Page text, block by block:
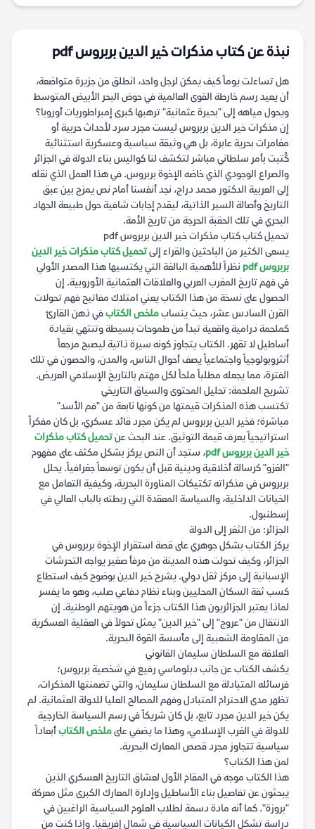
نبذة عن كتاب مذكرات خير الدين بربروس pdf
هل تساءلت يوماً كيف يمكن لرجل واحد، انطلق من جزيرة متواضعة،
أن يعيد رسم خارطة القوى العالمية في حوض البحر الأبيض المتوسط
ويحول مياهه إلى "بحيرة عثمانية" ترهبها كبرى إمبراطوريات أوروبا؟
إن مذكرات خير الدين بربروس ليست مجرد سرد لأحداث حربية أو
مغامرات بحرية عابرة، بل هي وثيقة سياسية وعسكرية استثنائية
كُتبت بأمر سلطاني مباشر لتكشف لنا كواليس بناء الدولة في الجزائر
والصراع الوجودي الذي خاضه الإخوة بربروس. في هذا العمل الذي نقله
إلى العربية الدكتور محمد دراج، نجد أنفسنا أمام نص يمزج بين عبق
التاريخ وأصالة السير الذاتية، ليقدم إجابات شافية حول طبيعة الجهاد
البحري في تلك الحقبة الحرجة من تاريخ الأمة.
تحميل كتاب كتاب مذكرات خير الدين بربروس pdf
يسعى الكثير من الباحثين والقراء إلىتحميل كتاب مذكرات خير الدين
بربروس pdf
نظراً للأهمية البالغة التي يكتسيها هذا المصدر الأولي
في فهم تاريخ المغرب العربي والعلاقات العثمانية الأوروبية. إن
الحصول على نسخة من هذا الكتاب يعني امتلاك مفاتيح فهم تحولات
القرن السادس عشر، حيث ينسابملخص الكتابفي ذهن القارئ
كملحمة درامية واقعية تبدأ من طموحات بسيطة وتنتهي بقيادة
أساطيل لا تقهر. الكتاب يتجاوز كونه سيرة ذاتية ليصبح مرجعاً
أنثروبولوجياً واجتماعياً يصف أحوال الناس، والمدن، والحصون في تلك
الفترة، مما يجعله مطلباً ملحاً لكل مهتم بالتاريخ الإسلامي العريض.
تشريح الملحمة: تحليل المحتوى والسياق التاريخي
تكتسب هذه المذكرات قيمتها من كونها نابعة من "فم الأسد"
مباشرة؛ فخير الدين بربروس لم يكن مجرد قائد عسكري، بل كان مفكراً
استراتيجياً يعرف قيمة التوثيق. عند البحث عنتحميل كتاب مذكرات
خير الدين بربروس pdf
، ستجد أن النص يركز بشكل مكثف على مفهوم
"الغزو" كرسالة أخلاقية ودينية قبل أن يكون توسعاً جغرافياً. يحلل
بربروس في مذكراته تكتيكات المناورة البحرية، وكيفية التعامل مع
الخيانات الداخلية، والسياسة المعقدة التي ربطته بالباب العالي في
إسطنبول.
الجزائر: من الثغر إلى الدولة
يركز الكتاب بشكل جوهري على قصة استقرار الإخوة بربروس في
الجزائر، وكيف تحولت هذه المدينة من مرفأ صغير يواجه التحرشات
الإسبانية إلى مركز ثقل دولي. يشرح خير الدين بوضوح كيف استطاع
كسب ثقة السكان المحليين وبناء نظام دفاعي صلب، وهو ما يفسر
لماذا يعتبر الجزائريون هذا الكتاب جزءاً من هويتهم الوطنية. إن
الانتقال من "عروج" إلى "خير الدين" يمثل تحولاً في العقلية العسكرية
من المقاومة الشعبية إلى مأسسة القوة البحرية.
العلاقة مع السلطان سليمان القانوني
يكشف الكتاب عن جانب دبلوماسي رفيع في شخصية بربروس؛
فرسائله المتبادلة مع السلطان سليمان، والتي تضمنتها المذكرات،
تظهر مدى الاحترام المتبادل وفهم المصالح العليا للدولة العثمانية. لم
يكن خير الدين مجرد تابع، بل كان شريكاً في رسم السياسة الخارجية
للدولة في الغرب الإسلامي، وهذا ما يضفي علىملخص الكتابأبعاداً
سياسية تتجاوز مجرد قصص المعارك البحرية.
لمن هذا الكتاب؟
هذا الكتاب موجه في المقام الأول لعشاق التاريخ العسكري الذين
يبحثون عن تفاصيل بناء الأساطيل وإدارة المعارك الكبرى مثل معركة
"بروزة". كما أنه مادة دسمة لطلاب العلوم السياسية الراغبين في
دراسة تشكل الكيانات السياسية في شمال إفريقيا. وإذا كنت من